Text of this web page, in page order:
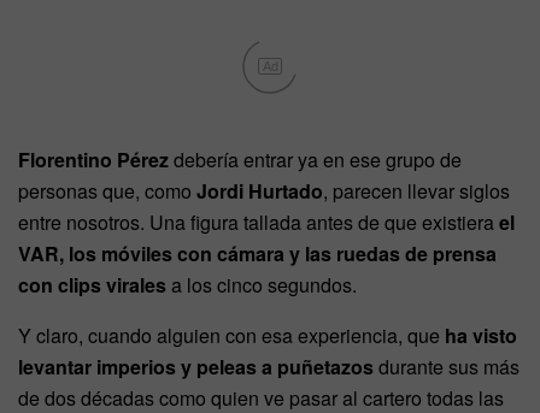
Ad
Florentino Pérezdebería entrar ya en ese grupo de
personas que, como Jordi Hurtado, parecen llevar siglos
entre nosotros. Una figura tallada antes de que existierael
VAR, los móviles con cámara y las ruedas de prensa
con clips virales a los cinco segundos.
Y claro, cuando alguien con esa experiencia, que ha visto
levantar imperios y peleas a puñetazos durante sus más
de dos décadas como quien ve pasar al cartero todas las